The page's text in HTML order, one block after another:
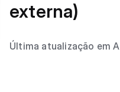
externa)
Última atualização em